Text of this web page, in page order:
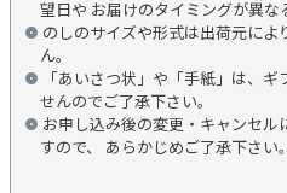
望日や お届けのタイミングが異な
のしのサイズや形式は出荷元に
ん。
「あいさつ状」や「手紙」は、
せんのでご了承下さい。
お申し込み後の変更・キャンセ
すので、 あらかじめご了承下さい。